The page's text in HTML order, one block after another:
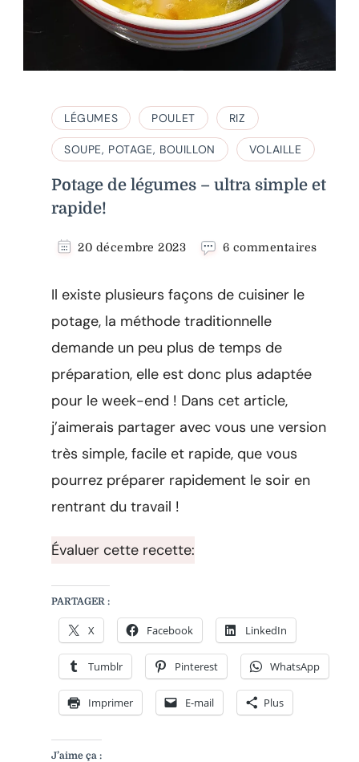
LÉGUMES POULET RIZ
SOUPE, POTAGE, BOUILLON VOLAILLE
Potage de légumes – ultra simple et
rapide!
20 décembre 2023 6 commentairessur
Il existe plusieurs façons de cuisiner le
potage, la méthode traditionnelle
demande un peu plus de temps de
préparation, elle est donc plus adaptée
pour le week-end ! Dans cet article,
j’aimerais partager avec vous une version
très simple, facile et rapide, que vous
pourrez préparer rapidement le soir en
rentrant du travail !
Évaluer cette recette:
PARTAGER :
X Facebook LinkedIn
Tumblr Pinterest WhatsApp
Imprimer E-mail Plus
J’aime ça :